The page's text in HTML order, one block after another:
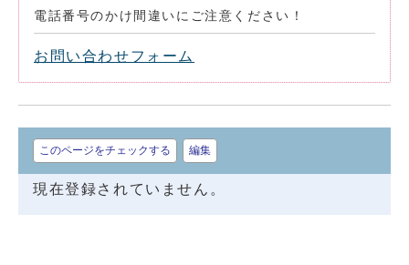
電話番号のかけ間違いにご注意ください！
お問い合わせフォーム
このページをチェックする 編集
現在登録されていません。